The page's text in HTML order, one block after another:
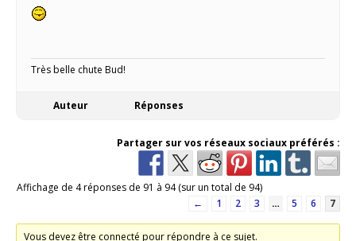
Très belle chute Bud!
Auteur Réponses
Partager sur vos réseaux sociaux préférés :
Affichage de 4 réponses de 91 à 94 (sur un total de 94)
←
1 2 3 … 5 6 7
Vous devez être connecté pour répondre à ce sujet.